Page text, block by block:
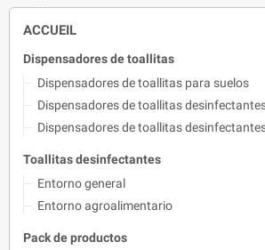
ACCUEIL
Dispensadores de toallitas
Dispensadores de toallitas para suelos
Dispensadores de toallitas
Dispensadores de toallitas
Toallitas desinfectantes
Entorno general
Entorno agroalimentario
Pack de productos